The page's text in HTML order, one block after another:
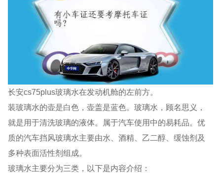
长安cs75plus玻璃水在发动机舱的左前方。
装玻璃水的壶是白色，壶盖是蓝色。玻璃水，顾名思义，
就是用于清洗玻璃的液体。属于汽车使用中的易耗品。优
质的汽车挡风玻璃水主要由水、酒精、乙二醇、缓蚀剂及
多种表面活性剂组成。
玻璃水主要分为三类，以下是内容介绍：